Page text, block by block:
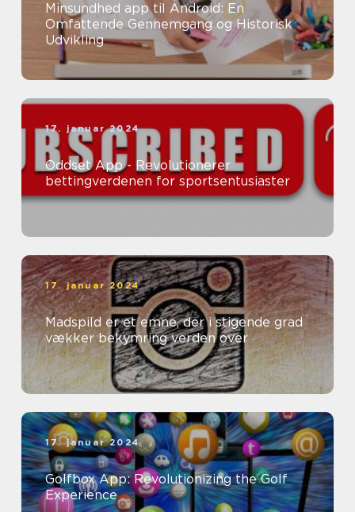
Minsundhed app til Android: En
Omfattende Gennemgang og Historisk
Udvikling
17. januar 2024
Oddset App - Revolutionerer
bettingverdenen for sportsentusiaster
17. januar 2024
Madspild er et emne, der i stigende grad
vækker bekymring verden over
17. januar 2024
Golfbox App: Revolutionizing the Golf
Experience